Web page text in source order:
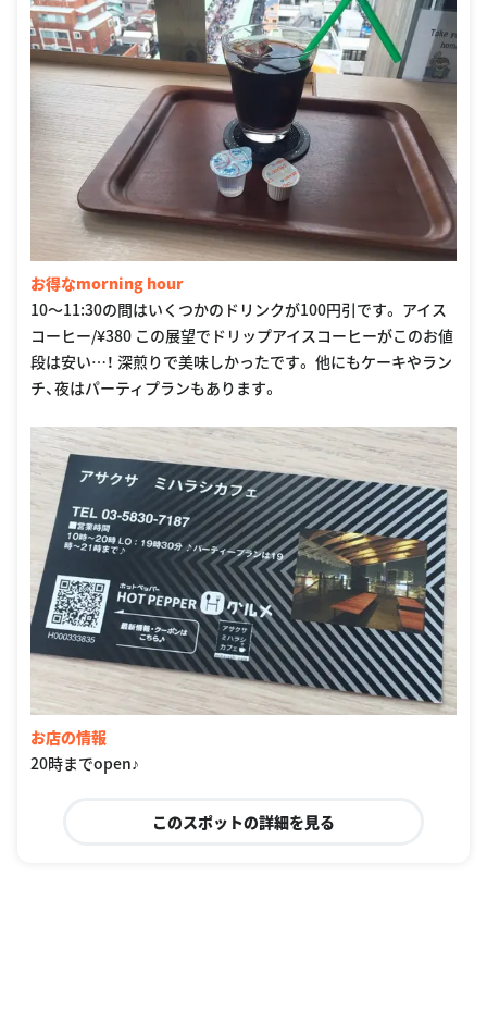
お得なmorning hour
10〜11:30の間はいくつかのドリンクが100円引です。 アイス
コーヒー/¥380 この展望でドリップアイスコーヒーがこのお値
段は安い…！ 深煎りで美味しかったです。 他にもケーキやラン
チ、夜はパーティプランもあります。
お店の情報
20時までopen♪
このスポットの詳細を見る